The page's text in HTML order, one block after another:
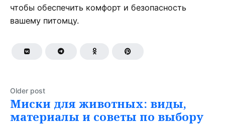
чтобы обеспечить комфорт и безопасность
вашему питомцу.
Older post
Миски для животных: виды,
материалы и советы по выбору